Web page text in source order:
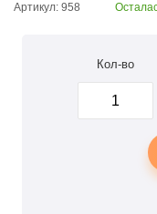
Артикул: 958
Кол-во